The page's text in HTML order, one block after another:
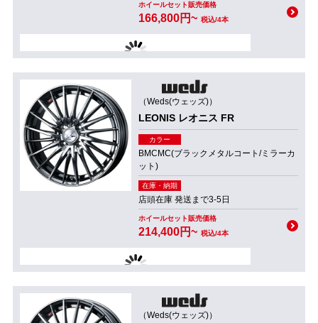
ホイールセット販売価格
166,800円~ 税込/4本
（Weds(ウェッズ)）
LEONIS レオニス FR
カラー
BMCMC(ブラックメタルコート/ミラーカ
ット)
在庫・納期
店頭在庫 発送まで3-5日
ホイールセット販売価格
214,400円~ 税込/4本
（Weds(ウェッズ)）